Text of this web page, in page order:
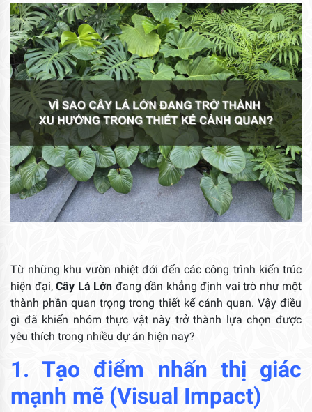
Từ những khu vườn nhiệt đới đến các công trình kiến trúc
hiện đại, Cây Lá Lớn đang dần khẳng định vai trò như một
thành phần quan trọng trong thiết kế cảnh quan. Vậy điều
gì đã khiến nhóm thực vật này trở thành lựa chọn được
yêu thích trong nhiều dự án hiện nay?
1. Tạo điểm nhấn thị giác
mạnh mẽ (Visual Impact)